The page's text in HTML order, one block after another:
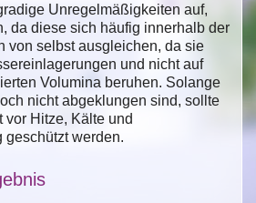
Unregelmäßigkeiten auf,
da diese sich häufig innerhalb der
von selbst ausgleichen, da sie
und nicht auf
Volumina beruhen. Solange
nicht abgeklungen sind, sollte
Hitze, Kälte und
geschützt werden.